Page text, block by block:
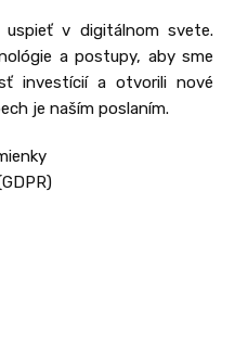
uspieť v digitálnom svete.
a postupy, aby sme
investícií a otvorili nové
je naším poslaním.